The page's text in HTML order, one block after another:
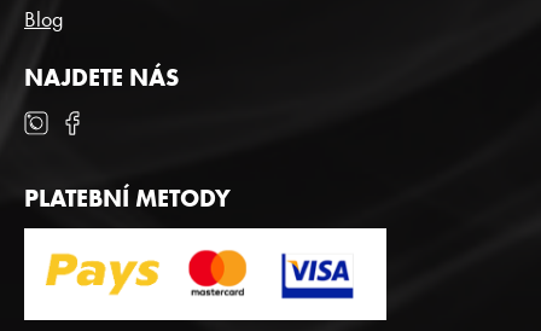
Blog
NAJDETE NÁS
PLATEBNÍ METODY